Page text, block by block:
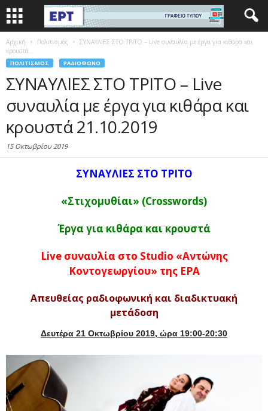
Αρχική Πολιτισμός
ΣΥΝΑΥΛΙΕΣ ΣΤΟ ΤΡΙΤΟ – Live συναυλία με έργα για κιθάρα και
κρουστά...
ΠΟΛΙΤΙΣΜΌΣ ΡΑΔΙΌΦΩΝΟ
ΣΥΝΑΥΛΙΕΣ ΣΤΟ ΤΡΙΤΟ – Live
συναυλία με έργα για κιθάρα και
κρουστά 21.10.2019
15 Οκτωβρίου 2019
ΣΥΝΑΥΛΙΕΣ ΣΤΟ ΤΡΙΤΟ
«Στιχομυθίαι» (Crosswords)
Έργα για κιθάρα και κρουστά
Live συναυλία στο Studio «Αντώνης
Κοντογεωργίου» της ΕΡΑ
Απευθείας ραδιοφωνική και διαδικτυακή
μετάδοση
Δευτέρα 21 Οκτωβρίου 2019, ώρα 19:00-20:30